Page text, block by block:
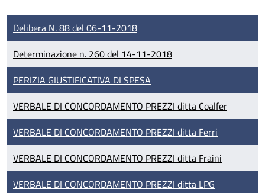
Descrizione
Delibera N. 88 del 06-11-2018
Determinazione n. 260 del 14-11-2018
PERIZIA GIUSTIFICATIVA DI SPESA
VERBALE DI CONCORDAMENTO PREZZI ditta Coalfer
VERBALE DI CONCORDAMENTO PREZZI ditta Ferri
VERBALE DI CONCORDAMENTO PREZZI ditta Fraini
VERBALE DI CONCORDAMENTO PREZZI ditta LPG